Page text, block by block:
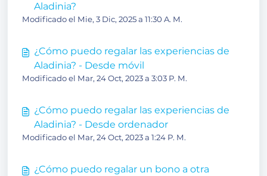
Aladinia?
Modificado el Mie, 3 Dic, 2025 a 11:30 A. M.
¿Cómo puedo regalar las experiencias de
Aladinia? - Desde móvil
Modificado el Mar, 24 Oct, 2023 a 3:03 P. M.
¿Cómo puedo regalar las experiencias de
Aladinia? - Desde ordenador
Modificado el Mar, 24 Oct, 2023 a 1:24 P. M.
¿Cómo puedo regalar un bono a otra